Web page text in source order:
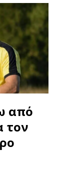
από
τον